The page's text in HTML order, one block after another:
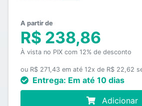
A partir de
R$ 238,86
À vista no PIX com 12% de desconto
ou R$ 271,43 em até 12x de R$ 22,62
Entrega: Em até 10 dias
Adicionar